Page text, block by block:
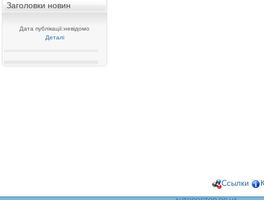
Заголовки новин
Дата публікації:невідомо
Деталі
Ссылки